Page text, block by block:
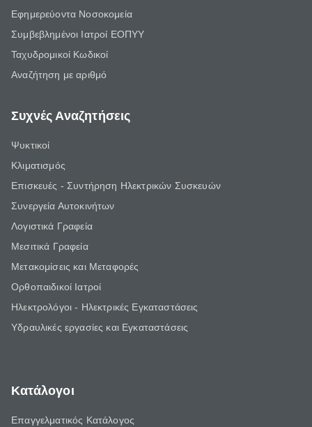
Εφημερεύοντα Νοσοκομεία
Συμβεβλημένοι Ιατροί ΕΟΠΥΥ
Ταχυδρομικοί Κωδικοί
Αναζήτηση με αριθμό
Συχνές Αναζητήσεις
Ψυκτικοί
Κλιματισμός
Επισκευές - Συντήρηση Ηλεκτρικών Συσκευών
Συνεργεία Αυτοκινήτων
Λογιστικά Γραφεία
Μεσιτικά Γραφεία
Μετακομίσεις και Μεταφορές
Ορθοπαιδικοί Ιατροί
Ηλεκτρολόγοι - Ηλεκτρικές Εγκαταστάσεις
Υδραυλικές εργασίες και Εγκαταστάσεις
Κατάλογοι
Επαγγελματικός Κατάλογος